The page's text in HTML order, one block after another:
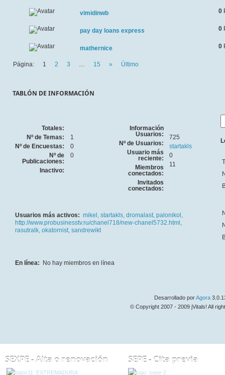
vimidinwb 0
pay day loans express 0
mathernice 0
Página: 1 2 3 … 15 » Último
TABLÓN DE INFORMACIÓN
Totales:
Nº de Temas:
1
Nº de Encuestas:
0
Nº de
Publicaciones:
0
Inactivo:
Información
Usuarios:
Nº de Usuarios:
725
Usuario más
reciente:
startakls
Miembros
conectados:
0
Invitados
conectados:
11
Usuarios más activos: mikel, startakls, dromalast, palonikol,
http://www.probusinesstv.ru/chanel718/new-chanel5732.html,
rasutralk, okatornist, sandrewikt
En línea: No hay miembros en línea
Desarrollado porAgora
© Copyright 2007 - 2009 jVitals! All
SEXPE - Alta o renovación SEPE - Cita previa